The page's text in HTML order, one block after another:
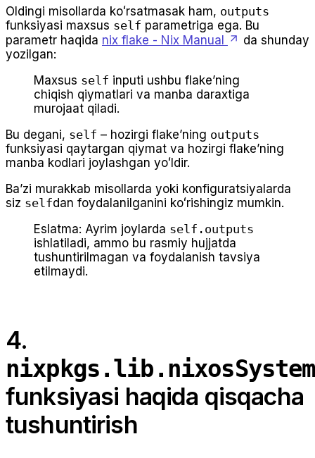
Oldingi misollarda koʻrsatmasak ham, outputs
funksiyasi maxsus self parametriga ega. Bu
parametr haqida nix flake - Nix Manual
da shunday
yozilgan:
Maxsus self inputi ushbu flakeʼning
chiqish qiymatlari va manba daraxtiga
murojaat qiladi.
Bu degani, self – hozirgi flakeʼning outputs
funksiyasi qaytargan qiymat va hozirgi flakeʼning
manba kodlari joylashgan yoʻldir.
Baʼzi murakkab misollarda yoki konfiguratsiyalarda
siz selfdan foydalanilganini koʻrishingiz mumkin.
Eslatma: Ayrim joylarda self.outputs
ishlatiladi, ammo bu rasmiy hujjatda
tushuntirilmagan va foydalanish tavsiya
etilmaydi.
4.
nixpkgs.lib.nixosSystem
funksiyasi haqida qisqacha
tushuntirish